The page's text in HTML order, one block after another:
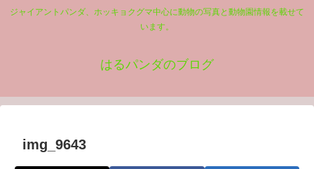
ジャイアントパンダ、ホッキョクグマ中心に動物の写真と動物園情報を載せて
います。
はるパンダのブログ
img_9643